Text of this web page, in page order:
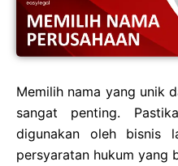
Memilih nama yang unik
sangat penting.
digunakan oleh bisnis
persyaratan hukum yang